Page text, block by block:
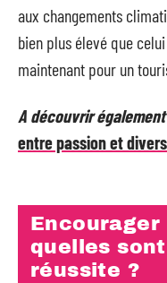
aux changements
bien plus élevé que
maintenant pour un
A découvrir
entre passion et
quelles
réussite ?